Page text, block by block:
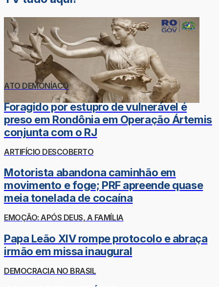
ATO DEMONÍACO
Foragido por estupro de vulnerável é
preso em Rondônia em Operação Ártemis
conjunta com o RJ
ARTIFÍCIO DESCOBERTO
Motorista abandona caminhão em
movimento e foge; PRF apreende quase
meia tonelada de cocaína
EMOÇÃO: APÓS DEUS, A FAMÍLIA
Papa Leão XIV rompe protocolo e abraça
irmão em missa inaugural
DEMOCRACIA NO BRASIL